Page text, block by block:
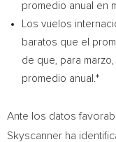
promedio anual en
Los vuelos
baratos que el
de que, para
promedio anual.*
Ante los datos
Skyscanner ha